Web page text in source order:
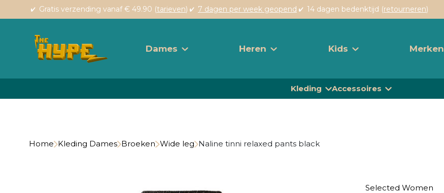
Gratis verzending vanaf € 49.90 (tarieven) 7 dagen per week geopend 14 dagen bedenktijd (retourneren)
Dames Heren Kids Merken
Kleding Accessoires
Home Kleding Dames Broeken Wide leg Naline tinni relaxed pants black
Selected Women